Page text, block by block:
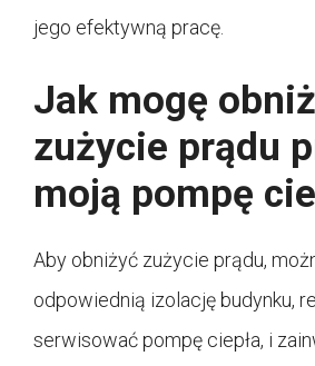
jego efektywną pracę.
Jak mogę
zużycie prądu
moją pompę
Aby obniżyć zużycie prądu,
odpowiednią izolację budynku,
serwisować pompę ciepła, i